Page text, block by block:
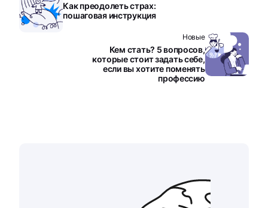
Как преодолеть страх:
пошаговая инструкция
Новые
Кем стать? 5 вопросов,
которые стоит задать себе,
если вы хотите поменять
профессию